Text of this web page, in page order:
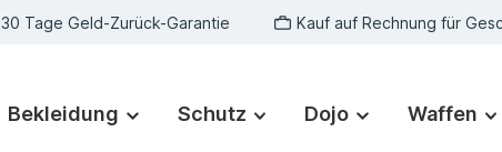
30 Tage Geld-Zurück-Garantie Kauf auf Rechnung für
Bekleidung Schutz Dojo Waffen